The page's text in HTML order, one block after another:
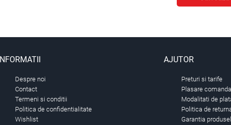
INFORMATII
Despre noi
Contact
Termeni si conditii
Politica de confidentialitate
Wishlist
AJUTOR
Preturi si tarife
Plasare
Modalitati de
Politica de
Garantia